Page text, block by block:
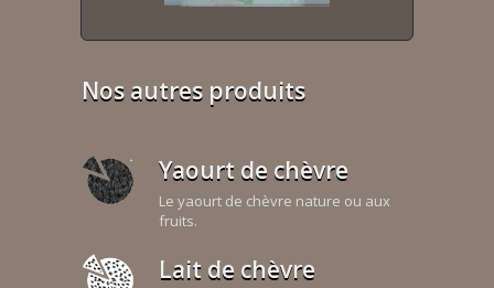
Nos autres produits
Yaourt de chèvre
Le yaourt de chèvre nature ou aux
fruits.
Lait de chèvre